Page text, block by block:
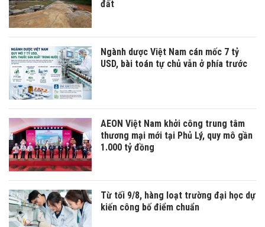
đất
Ngành dược Việt Nam cán mốc 7 tỷ
USD, bài toán tự chủ vẫn ở phía trước
AEON Việt Nam khởi công trung tâm
thương mại mới tại Phủ Lý, quy mô gần
1.000 tỷ đồng
Từ tối 9/8, hàng loạt trường đại học dự
kiến công bố điểm chuẩn